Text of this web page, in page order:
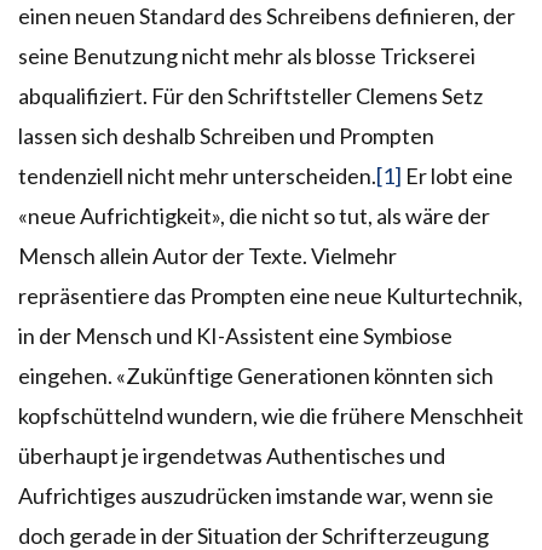
einen neuen Standard des Schreibens definieren, der
seine Benutzung nicht mehr als blosse Trickserei
abqualifiziert. Für den Schriftsteller Clemens Setz
lassen sich deshalb Schreiben und Prompten
tendenziell nicht mehr unterscheiden.[1] Er lobt eine
«neue Aufrichtigkeit», die nicht so tut, als wäre der
Mensch allein Autor der Texte. Vielmehr
repräsentiere das Prompten eine neue Kulturtechnik,
in der Mensch und KI-Assistent eine Symbiose
eingehen. «Zukünftige Generationen könnten sich
kopfschüttelnd wundern, wie die frühere Menschheit
überhaupt je irgendetwas Authentisches und
Aufrichtiges auszudrücken imstande war, wenn sie
doch gerade in der Situation der Schrifterzeugung